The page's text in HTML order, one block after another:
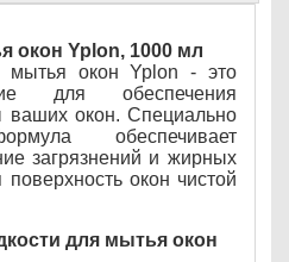
окон Yplon, 1000 мл
мытья окон Yplon - это
для обеспечения
ваших окон. Специально
обеспечивает
загрязнений и жирных
окон чистой
для мытья окон